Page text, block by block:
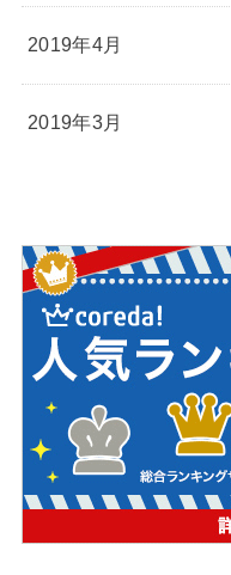
2019年4月
2019年3月